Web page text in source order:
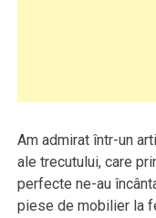
Am admirat într-un
ale trecutului, care
perfecte ne-au
piese de mobilier la